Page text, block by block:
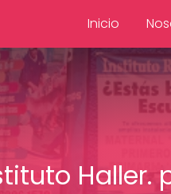
Inicio
Haller.